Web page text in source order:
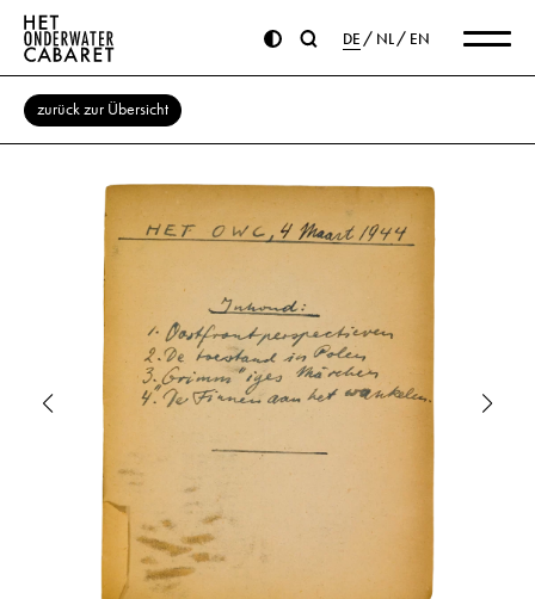
DE NL EN
zurück zur Übersicht